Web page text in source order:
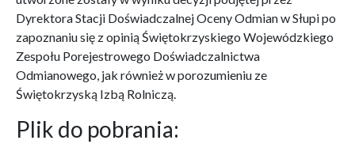
Dyrektora Stacji Doświadczalnej Oceny Odmian w Słupi po
zapoznaniu się z opinią Świętokrzyskiego Wojewódzkiego
Zespołu Porejestrowego Doświadczalnictwa
Odmianowego, jak również w porozumieniu ze
Świętokrzyską Izbą Rolniczą.
Plik do pobrania: